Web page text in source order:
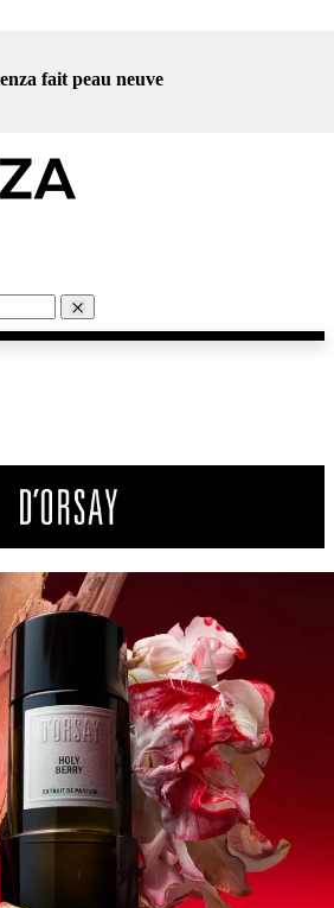
fait peau neuve